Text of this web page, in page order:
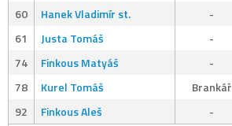
60
Hanek Vladimír st. -
61
Justa Tomáš -
74
Finkous Matyáš -
78
Kurel Tomáš Brankář
92
Finkous Aleš -